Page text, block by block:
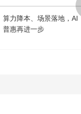
算力降本、场景落地，AI
普惠再进一步